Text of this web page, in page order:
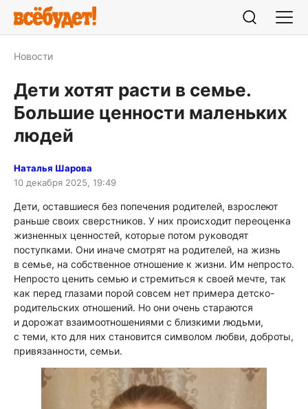
Новости
Дети хотят расти в семье.
Большие ценности маленьких
людей
Наталья Шарова
10 декабря 2025, 19:49
Дети, оставшиеся без попечения родителей, взрослеют
раньше своих сверстников. У них происходит переоценка
жизненных ценностей, которые потом руководят
поступками. Они иначе смотрят на родителей, на жизнь
в семье, на собственное отношение к жизни. Им непросто.
Непросто ценить семью и стремиться к своей мечте, так
как перед глазами порой совсем нет примера детско-
родительских отношений. Но они очень стараются
и дорожат взаимоотношениями с близкими людьми,
с теми, кто для них становится символом любви, доброты,
привязанности, семьи.